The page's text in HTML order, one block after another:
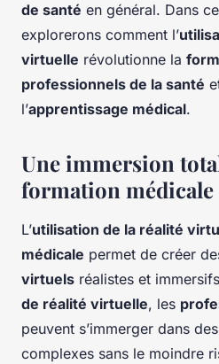
de santé en général. Dans
explorerons comment l’
virtuelle révolutionne la
professionnels de la santé
l’apprentissage médical.
Une immersion
formation
L’utilisation de la réalité
médicale permet de créer
virtuels réalistes et
de réalité virtuelle, les
peuvent s’immerger dans
complexes sans le moindre